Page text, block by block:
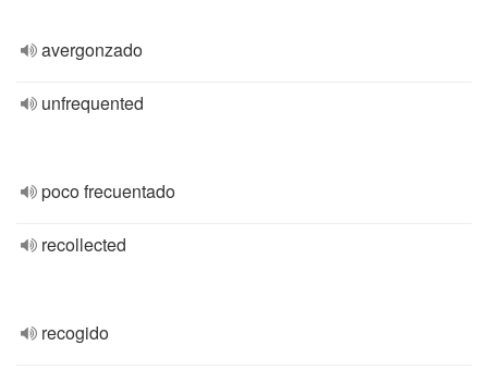
avergonzado
unfrequented
poco frecuentado
recollected
recogido